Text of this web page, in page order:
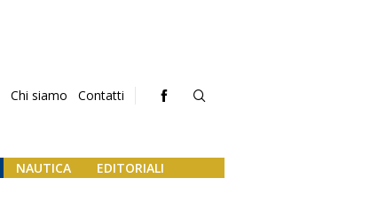
Chi siamo Contatti
NAUTICA EDITORIALI